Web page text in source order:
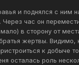
и поднялся с ним
Через час он
в сторону от
жертвы. Видимо,
к добыче
осталась роль